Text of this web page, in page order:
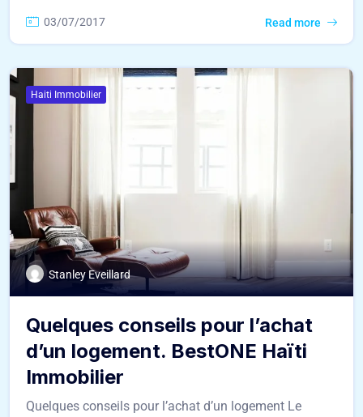
03/07/2017 Read more
Haiti Immobilier
Stanley Eveillard
Quelques conseils pour l’achat
d’un logement. BestONE Haïti
Immobilier
Quelques conseils pour l’achat d’un logement Le